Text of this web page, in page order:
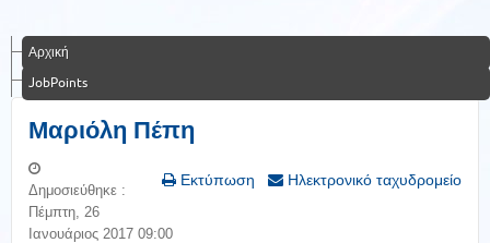
Αρχική
JobPoints
Μαριόλη Πέπη
Εκτύπωση Ηλεκτρονικό ταχυδρομείο
Δημοσιεύθηκε :
Πέμπτη, 26
Ιανουάριος 2017 09:00